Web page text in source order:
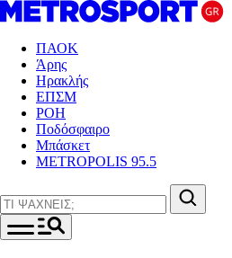
ΠΑΟΚ
Άρης
Ηρακλής
ΕΠΣΜ
ΡΟΗ
Ποδόσφαιρο
Μπάσκετ
METROPOLIS 95.5